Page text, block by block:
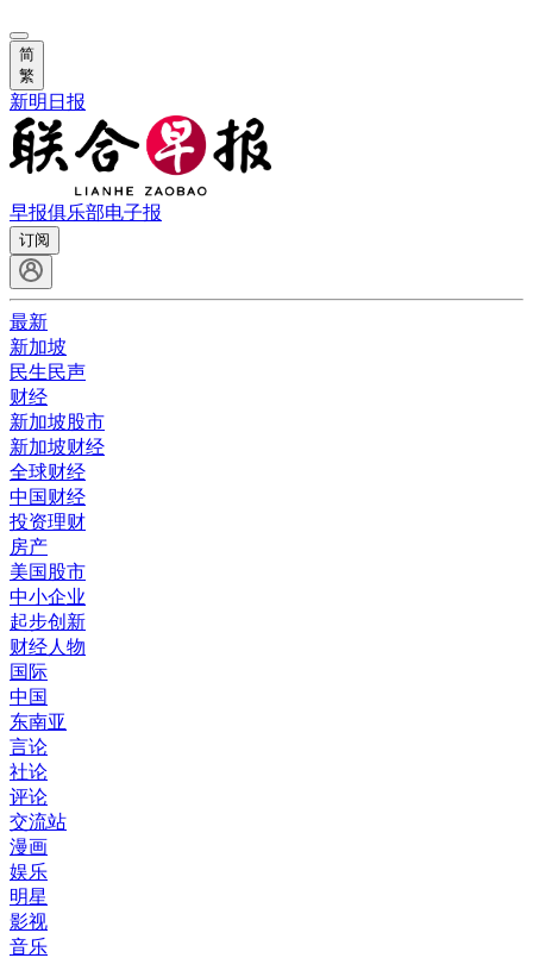
简
繁
新明日报
早报俱乐部电子报
订阅
最新
新加坡
民生民声
财经
新加坡股市
新加坡财经
全球财经
中国财经
投资理财
房产
美国股市
中小企业
起步创新
财经人物
国际
中国
东南亚
言论
社论
评论
交流站
漫画
娱乐
明星
影视
音乐